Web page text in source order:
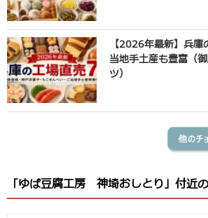
【2026年最新】兵
当地手土産も豊富（
ツ）
「ゆば豆腐工房 神埼おしとり」付近